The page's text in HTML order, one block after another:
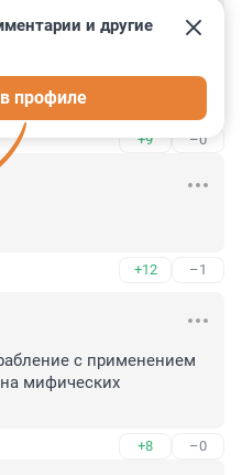
то незаконное, не
"забрать посылку"
от трех до пяти лет.
гуглят ?
+9 –0
и другие
профиле
+12 –1
с применением
мифических
+8 –0